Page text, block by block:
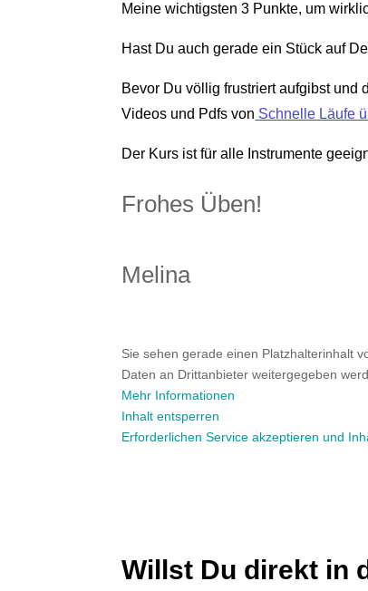
Meine wichtigsten 3 Punkte, um
Hast Du auch gerade ein Stück auf
Bevor Du völlig frustriert aufgibst und
Videos und Pdfs von Schnelle Läufe
Der Kurs ist für alle Instrumente
Frohes Üben!
Melina
Sie sehen gerade einen Platzhalterinhalt
Daten an Drittanbieter weitergegeben
Mehr Informationen
Inhalt entsperren
Erforderlichen Service akzeptieren und
Willst Du direkt in